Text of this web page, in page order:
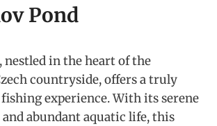
Pond
nestled in the heart of the
countryside, offers a truly
experience. With its serene
abundant aquatic life, this